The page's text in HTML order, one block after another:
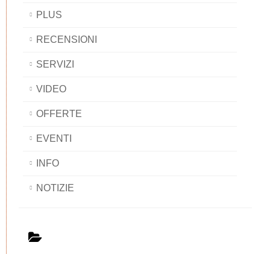
PLUS
RECENSIONI
SERVIZI
VIDEO
OFFERTE
EVENTI
INFO
NOTIZIE